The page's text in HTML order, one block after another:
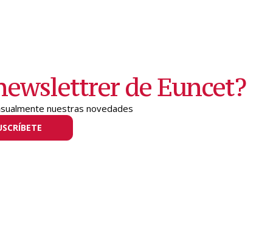
de Euncet?
nuestras novedades